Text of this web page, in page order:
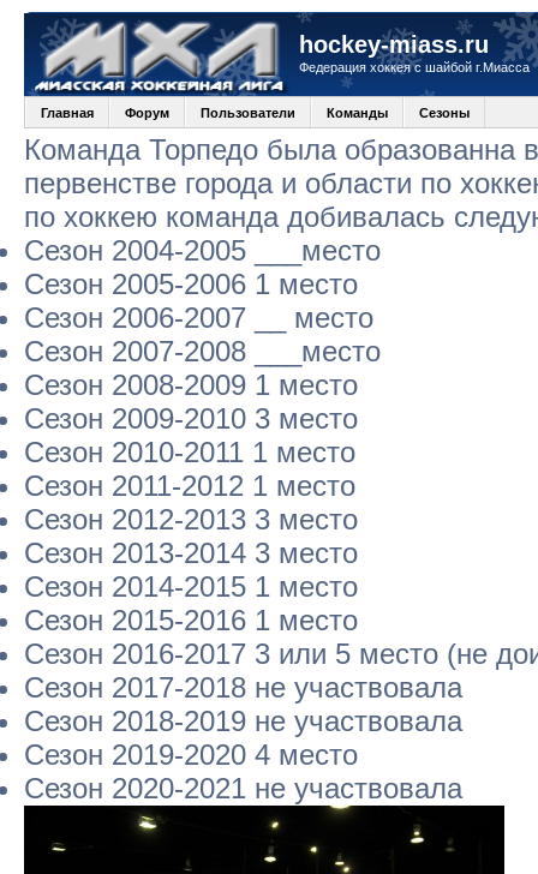
hockey-miass.ru
Федерация хоккея с шайбой г.Миасса
Главная Форум Пользователи Команды Сезоны
Команда Торпедо была образованна
первенстве города и области по
по хоккею команда добивалась
Сезон 2004-2005 ___место
Сезон 2005-2006 1 место
Сезон 2006-2007 __ место
Сезон 2007-2008 ___место
Сезон 2008-2009 1 место
Сезон 2009-2010 3 место
Сезон 2010-2011 1 место
Сезон 2011-2012 1 место
Сезон 2012-2013 3 место
Сезон 2013-2014 3 место
Сезон 2014-2015 1 место
Сезон 2015-2016 1 место
Сезон 2016-2017 3 или 5 место (не
Сезон 2017-2018 не участвовала
Сезон 2018-2019 не участвовала
Сезон 2019-2020 4 место
Сезон 2020-2021 не участвовала